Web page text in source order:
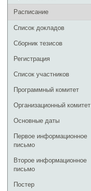
Расписание
Список докладов
Сборник тезисов
Регистрация
Список участников
Программный комитет
Организационный комитет
Основные даты
Первое информационное
письмо
Второе информационное
письмо
Постер